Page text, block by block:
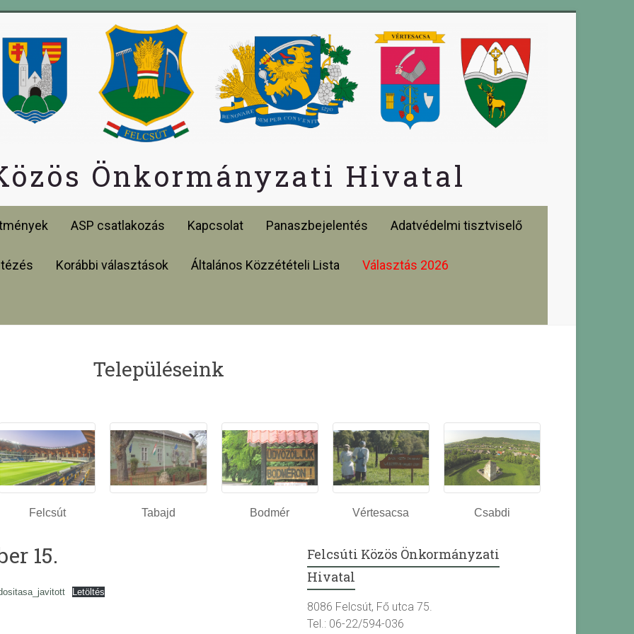
Önkormányzati Hivatal
ASP csatlakozás Kapcsolat Panaszbejelentés Adatvédelmi tisztviselő
Korábbi választások Általános Közzétételi Lista Választás 2026
Településeink
Felcsút Tabajd Bodmér Vértesacsa Csabdi
15.
Letöltés
Felcsúti Közös Önkormányzati
Hivatal
8086 Felcsút, Fő utca 75.
Tel.: 06-22/594-036